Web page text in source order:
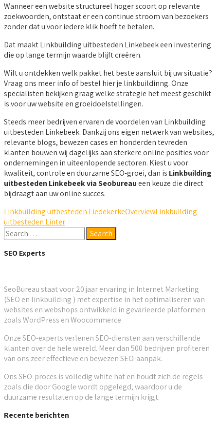
Wanneer een website structureel hoger scoort op relevante
zoekwoorden, ontstaat er een continue stroom van bezoekers
zonder dat u voor iedere klik hoeft te betalen.
Dat maakt Linkbuilding uitbesteden Linkebeek een investering
die op lange termijn waarde blijft creëren.
Wilt u ontdekken welk pakket het beste aansluit bij uw situatie?
Vraag ons meer info of bestel hier je linkbuildinng. Onze
specialisten bekijken graag welke strategie het meest geschikt
is voor uw website en groeidoelstellingen.
Steeds meer bedrijven ervaren de voordelen van Linkbuilding
uitbesteden Linkebeek. Dankzij ons eigen netwerk van websites,
relevante blogs, bewezen cases en honderden tevreden
klanten bouwen wij dagelijks aan sterkere online posities voor
ondernemingen in uiteenlopende sectoren. Kiest u voor
kwaliteit, controle en duurzame SEO-groei, dan is Linkbuilding
uitbesteden Linkebeek via Seobureaueen keuze die direct
bijdraagt aan uw online succes.
Linkbuilding uitbesteden LiedekerkeOverviewLinkbuilding
uitbesteden Linter
SEO Experts
SeoBureau staat voor 20 jaar ervaring in Internet Marketing
(SEO en linkbuilding ) met expertise in het optimaliseren van
websites en webshops ontwikkeld in gevarieerde platformen
zoals WordPress en Woocommerce
Onze SEO-experts verlenen SEO-diensten aan verschillende
klanten over de hele wereld. Meer dan 500 bedrijven profiteren
van ons zeer effectieve en bewezen SEO-aanpak.
Ons SEO-proces is volledig white hat en houdt zich de regels
zoals die door Google wordt opgelegd, waardoor u de
duurzame resultaten op de lange termijn krijgt.
Recente berichten